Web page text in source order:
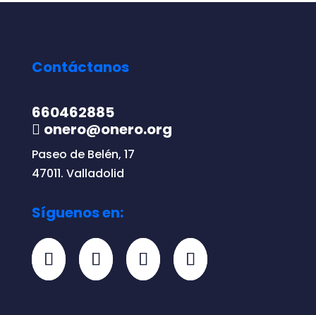
Contáctanos
660462885
onero@onero.org
Paseo de Belén, 17
47011. Valladolid
Síguenos en: